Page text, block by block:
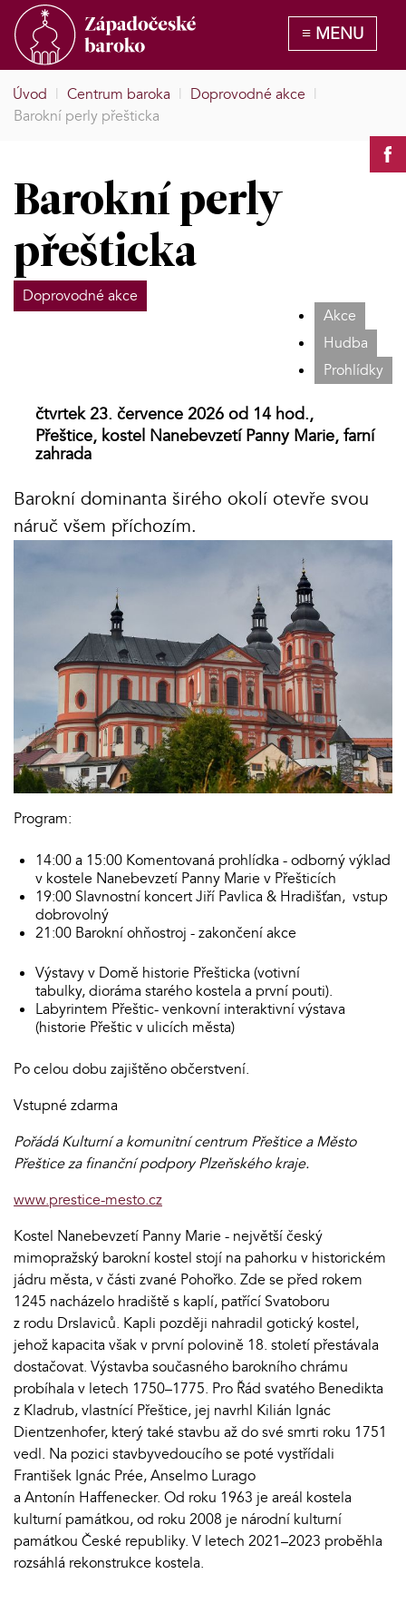
Úvod | Centrum baroka | Doprovodné akce |
Barokní perly přešticka
Barokní perly
přešticka
Doprovodné akce
Akce
Hudba
Prohlídky
čtvrtek 23. července 2026 od 14 hod.,
Přeštice, kostel Nanebevzetí Panny Marie, farní
zahrada
Barokní dominanta širého okolí otevře svou
náruč všem příchozím.
Program:
14:00 a 15:00 Komentovaná prohlídka - odborný výklad
v kostele Nanebevzetí Panny Marie v Přešticích
19:00 Slavnostní koncert Jiří Pavlica & Hradišťan, vstup
dobrovolný
21:00 Barokní ohňostroj - zakončení akce
Výstavy v Domě historie Přešticka (votivní
tabulky, dioráma starého kostela a první pouti).
Labyrintem Přeštic- venkovní interaktivní výstava
(historie Přeštic v ulicích města)
Po celou dobu zajištěno občerstvení.
Vstupné zdarma
Pořádá Kulturní a komunitní centrum Přeštice a Město
Přeštice za finanční podpory Plzeňského kraje.
www.prestice-mesto.cz
Kostel Nanebevzetí Panny Marie - největší český
mimopražský barokní kostel stojí na pahorku v historickém
jádru města, v části zvané Pohořko. Zde se před rokem
1245 nacházelo hradiště s kaplí, patřící Svatoboru
z rodu Drslaviců. Kapli později nahradil gotický kostel,
jehož kapacita však v první polovině 18. století přestávala
dostačovat. Výstavba současného barokního chrámu
probíhala v letech 1750–1775. Pro Řád svatého Benedikta
z Kladrub, vlastnící Přeštice, jej navrhl Kilián Ignác
Dientzenhofer, který také stavbu až do své smrti roku 1751
vedl. Na pozici stavbyvedoucího se poté vystřídali
František Ignác Prée, Anselmo Lurago
a Antonín Haffenecker. Od roku 1963 je areál kostela
kulturní památkou, od roku 2008 je národní kulturní
památkou České republiky. V letech 2021–2023 proběhla
rozsáhlá rekonstrukce kostela.